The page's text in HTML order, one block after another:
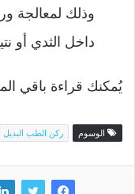
وذلك لمعالجة
داخل الثدي أو
يُمكنك قراءة باقي
الوسوم ركن الطب البديل